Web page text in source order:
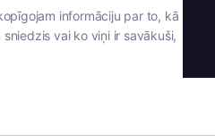
informāciju par to, kā
vai ko viņi ir savākuši,